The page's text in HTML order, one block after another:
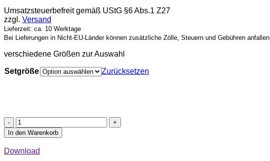
Umsatzsteuerbefreit gemäß UStG §6 Abs.1 Z27
zzgl. Versand
Lieferzeit: ca. 10 Werktage
Bei Lieferungen in Nicht-EU-Länder können zusätzliche Zölle, Steuern und Gebühren anfallen.
verschiedene Größen zur Auswahl
Setgröße Zurücksetzen
Kokosknöpfe
"Eule
am
Zweig"
Menge
In den Warenkorb
Download